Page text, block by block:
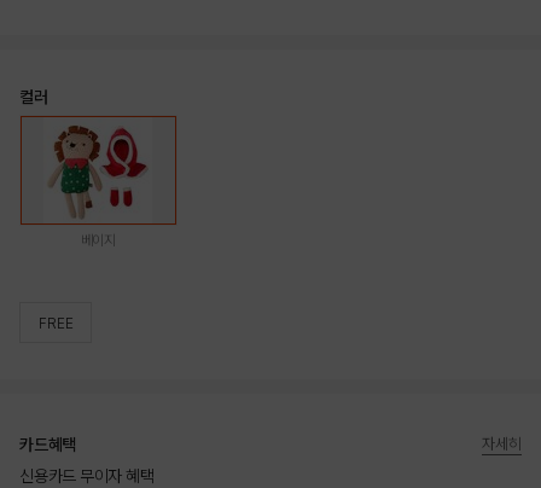
컬러
베이지
FREE
카드혜택
신용카드 무이자 혜택
자세히